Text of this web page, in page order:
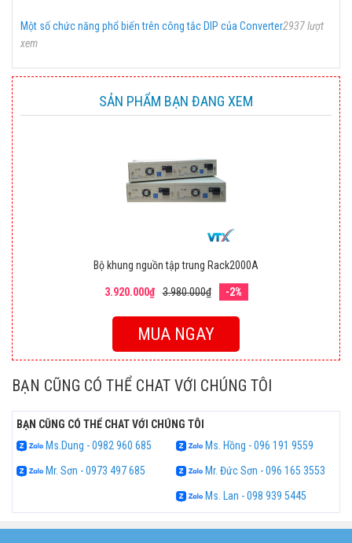
Một số chức năng phổ biến trên công tắc DIP của Converter2937 lượt
xem
SẢN PHẨM BẠN ĐANG XEM
Bộ khung nguồn tập trung Rack2000A
3.920.000₫ 3.980.000₫ -2%
MUA NGAY
BẠN CŨNG CÓ THỂ CHAT VỚI CHÚNG TÔI
BẠN CŨNG CÓ THỂ CHAT VỚI CHÚNG TÔI
Ms.Dung - 0982 960 685
Ms. Hồng - 096 191 9559
Mr. Sơn - 0973 497 685
Mr. Đức Sơn - 096 165 3553
Ms. Lan - 098 939 5445